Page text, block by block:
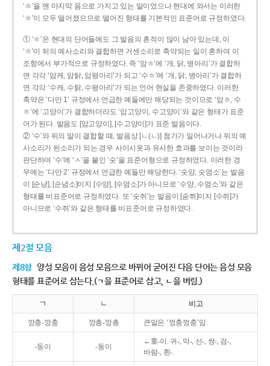
‘ㅎ’을 맨 마지막 음으로 가지고 있는 말이었으나 현대에 와서는 이러한
‘ㅎ’이 모두 떨어졌으므로 떨어진 형태를 기본적인 표준어로 규정하였다.
① ‘ㅎ’은 현대의 단어들에도 그 발음의 흔적이 많이 남아 있는데, 이
‘ㅎ’이 뒤의 예사소리와 결합하면 거센소리로 축약되는 일이 흔하여 이
조항에서 부가적으로 규정하였다. 즉 ‘암ㅎ’에 ‘개, 닭, 병아리’가 결합하
면 각각 ‘암캐, 암탉, 암평아리’가 되고 ‘수ㅎ’에 ‘개, 닭, 병아리’가 결합하
면 각각 ‘수캐, 수탉, 수평아리’가 되는 언어 현실을 존중하였다. 이러한
축약은 ‘다만 1’ 규정에서 언급한 예들에만 해당되는 것이므로 ‘암ㅎ, 수
ㅎ’에 ‘고양이’가 결합하더라도 ‘암고양이, 수고양이’와 같은 형태가 표준
어가 된다. 발음도 [암고양이], [수고양이]가 표준 발음이다.
② ‘수’와 뒤의 말이 결합할 때, 발음상 [ㄴ(ㄴ)] 첨가가 일어나거나 뒤의 예
사소리가 된소리가 되는 경우 사이시옷과 유사한 효과를 보이는 것이라
판단하여 ‘수’에 ‘ㅅ’을 붙인 ‘숫’을 표준어형으로 규정하였다. 이러한 경
우에는 ‘다만 2’ 규정에서 언급한 예들만 해당한다. ‘숫양, 숫염소’는 발음
이 [순냥], [순념소]이지 [수양], [수염소]가 아니므로 ‘수양, 수염소’와 같은
형태를 비표준어로 규정하였다. 또 ‘숫쥐’는 발음이 [숟쮜]이지 [수쥐]가
아니므로 ‘수쥐’와 같은 형태를 비표준어로 규정하였다.
제2절 모음
제8항 양성 모음이 음성 모음으로 바뀌어 굳어진 다음 단어는 음성 모음
형태를 표준어로 삼는다.(ㄱ을 표준어로 삼고, ㄴ을 버림.)
ㄱ ㄴ 비고
깡충-깡충 깡총-깡총 큰말은 ‘껑충껑충’임.
-둥이 -동이
←童-이. 귀-, 막-, 선-, 쌍-, 검-,
바람-, 흰-.